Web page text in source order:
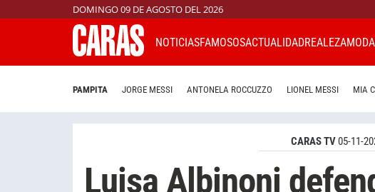
DOMINGO 09 DE AGOSTO DEL 2026
NOTICIASFAMOSOSACTUALIDADREALEZAMODA
PAMPITA JORGE MESSI ANTONELA ROCCUZZO LIONEL MESSI MIA
CARAS TV05-11-
Luisa Albinoni